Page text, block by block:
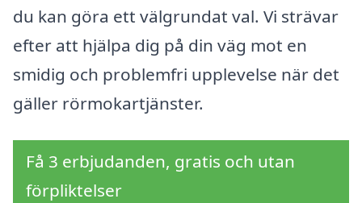
du kan göra ett välgrundat val. Vi strävar
efter att hjälpa dig på din väg mot en
smidig och problemfri upplevelse när det
gäller rörmokartjänster.
Få 3 erbjudanden, gratis och utan
förpliktelser